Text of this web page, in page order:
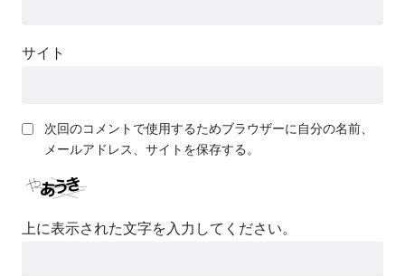
サイト
次回のコメントで使用するためブラウザーに自分の名前、
メールアドレス、サイトを保存する。
上に表示された文字を入力してください。